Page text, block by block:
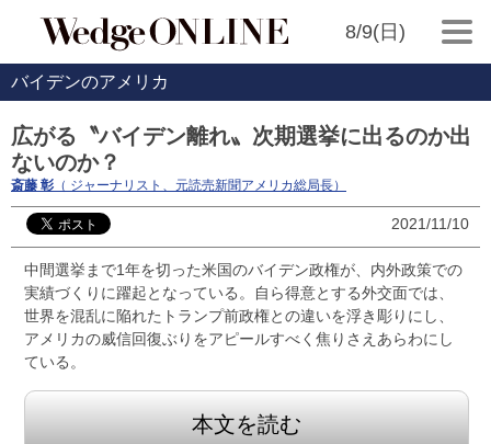
8/9(日)
バイデンのアメリカ
広がる〝バイデン離れ〟次期選挙に出るのか出
ないのか？
斎藤 彰 （ ジャーナリスト、元読売新聞アメリカ総局長）
2021/11/10
中間選挙まで1年を切った米国のバイデン政権が、内外政策での
実績づくりに躍起となっている。自ら得意とする外交面では、
世界を混乱に陥れたトランプ前政権との違いを浮き彫りにし、
アメリカの威信回復ぶりをアピールすべく焦りさえあらわにし
ている。
本文を読む